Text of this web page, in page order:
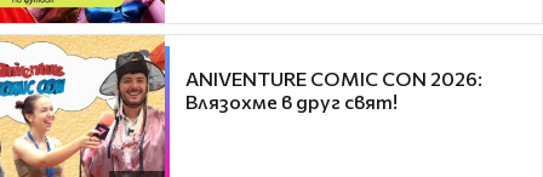
ANIVENTURE COMIC CON 2026:
Влязохме в друг свят!